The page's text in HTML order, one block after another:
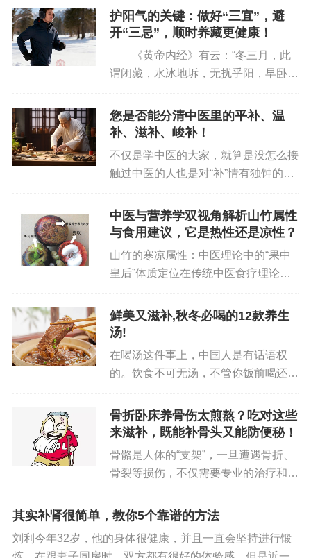
未经精制加工的品类，例如完整的新鲜蔬菜、未榨
汁的水果。同时，遵循应季原则选择食材，应季蔬
果通常具有更佳的营养价值和风味，且农药残留风
险相对较低。蔬菜水果提供了人体所需的大部分维
镁）、膳食纤维以及多种抗氧化物质和植物化合
物。这些成分共同作用，有助于增强免疫力、降低
慢性疾病风险、维持身体正常生理功能。
坚果类食物，如杏仁、腰果、芝麻、核桃、松
子、花生、榛子等，尽管属于高能量密度的油脂类
食物，但其脂肪组成以不饱和脂肪酸为主，是健康
白、膳食纤维、维生素E、B族维生素以及钙、磷、
锌、铁等矿物质。这些营养成分有助于维持心血管
健康、提供抗氧化保护、改善认知功能并增强饱腹
感。食用方式多样，可直接原味食用、烘烤后作为
中。关键在于控制每日摄入量，建议成人每日摄入
原味坚果10-15克（约一小把），避免过量摄入导致
能量过剩。
吃“粗”健康，粗粮饮食与营养！
护阳气的关键：做好“三宜”，避
开“三忌”，顺时养藏更健康！
《黄帝内经》有云：“冬三月，此
谓闭藏，水冰地坼，无扰乎阳，早卧晚
伏、阳气潜藏的季节，人体亦应顺应此
规律，以“养藏”为核心。若养生不当，
您是否能分清中医里的平补、温
补、滋补、峻补！
不仅是学中医的大家，就算是没怎么接
触过中医的人也是对“补”情有独钟的，
肾、补气血、补钙，小说、电影、电视
剧里也是，神秘老者总能掏出一个大补
中医与营养学双视角解析山竹属性
与食用建议，它是热性还是凉性？
山竹的寒凉属性：中医理论中的“果中
皇后”体质定位在传统中医食疗理论
五种性质，这种分类对于指导日常饮
食、调理体质具有重要意义。山竹（学
鲜美又滋补,秋冬必喝的12款养生
汤!
在喝汤这件事上，中国人是有话语权
的。饮食不可无汤，不管你饭前喝还是
渗透进了我们的生活中。尤其是台台的
广东粉丝们，个个爱汤如命，信奉着宁
骨折卧床养骨伤太煎熬？吃对这些
来滋补，既能补骨头又能防便秘！
骨骼是人体的“支架”，一旦遭遇骨折、
骨裂等损伤，不仅需要专业的治疗和充
骼愈合的关键。很多骨伤病人及家属都
才能让骨头长得更快？其实，骨...
其实补肾很简单，教你5个靠谱的方法
刘利今年32岁，他的身体很健康，并且一直会坚持进行锻